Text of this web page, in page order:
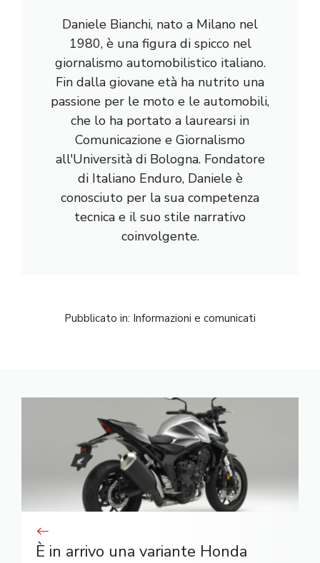
Daniele Bianchi, nato a Milano nel
1980, è una figura di spicco nel
giornalismo automobilistico italiano.
Fin dalla giovane età ha nutrito una
passione per le moto e le automobili,
che lo ha portato a laurearsi in
Comunicazione e Giornalismo
all'Università di Bologna. Fondatore
di Italiano Enduro, Daniele è
conosciuto per la sua competenza
tecnica e il suo stile narrativo
coinvolgente.
Pubblicato in: Informazioni e comunicati
È in arrivo una variante Honda